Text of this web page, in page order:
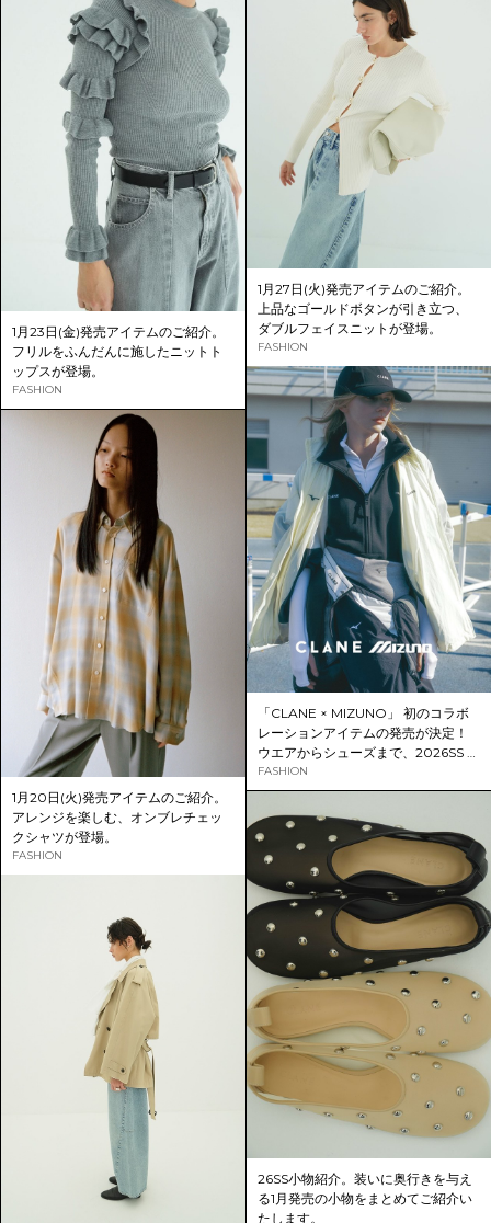
1月27日(火)発売アイテムのご紹介。
上品なゴールドボタンが引き立つ、
ダブルフェイスニットが登場。
FASHION
1月23日(金)発売アイテムのご紹介。
フリルをふんだんに施したニットト
ップスが登場。
FASHION
「CLANE × MIZUNO」 初のコラボ
レーションアイテムの発売が決定！
ウエアからシューズまで、2026SS コ
レクションを1月30日(金) より先行予
約販売いたします。
FASHION
1月20日(火)発売アイテムのご紹介。
アレンジを楽しむ、オンブレチェッ
クシャツが登場。
FASHION
26SS小物紹介。装いに奥行きを与え
る1月発売の小物をまとめてご紹介い
たします。